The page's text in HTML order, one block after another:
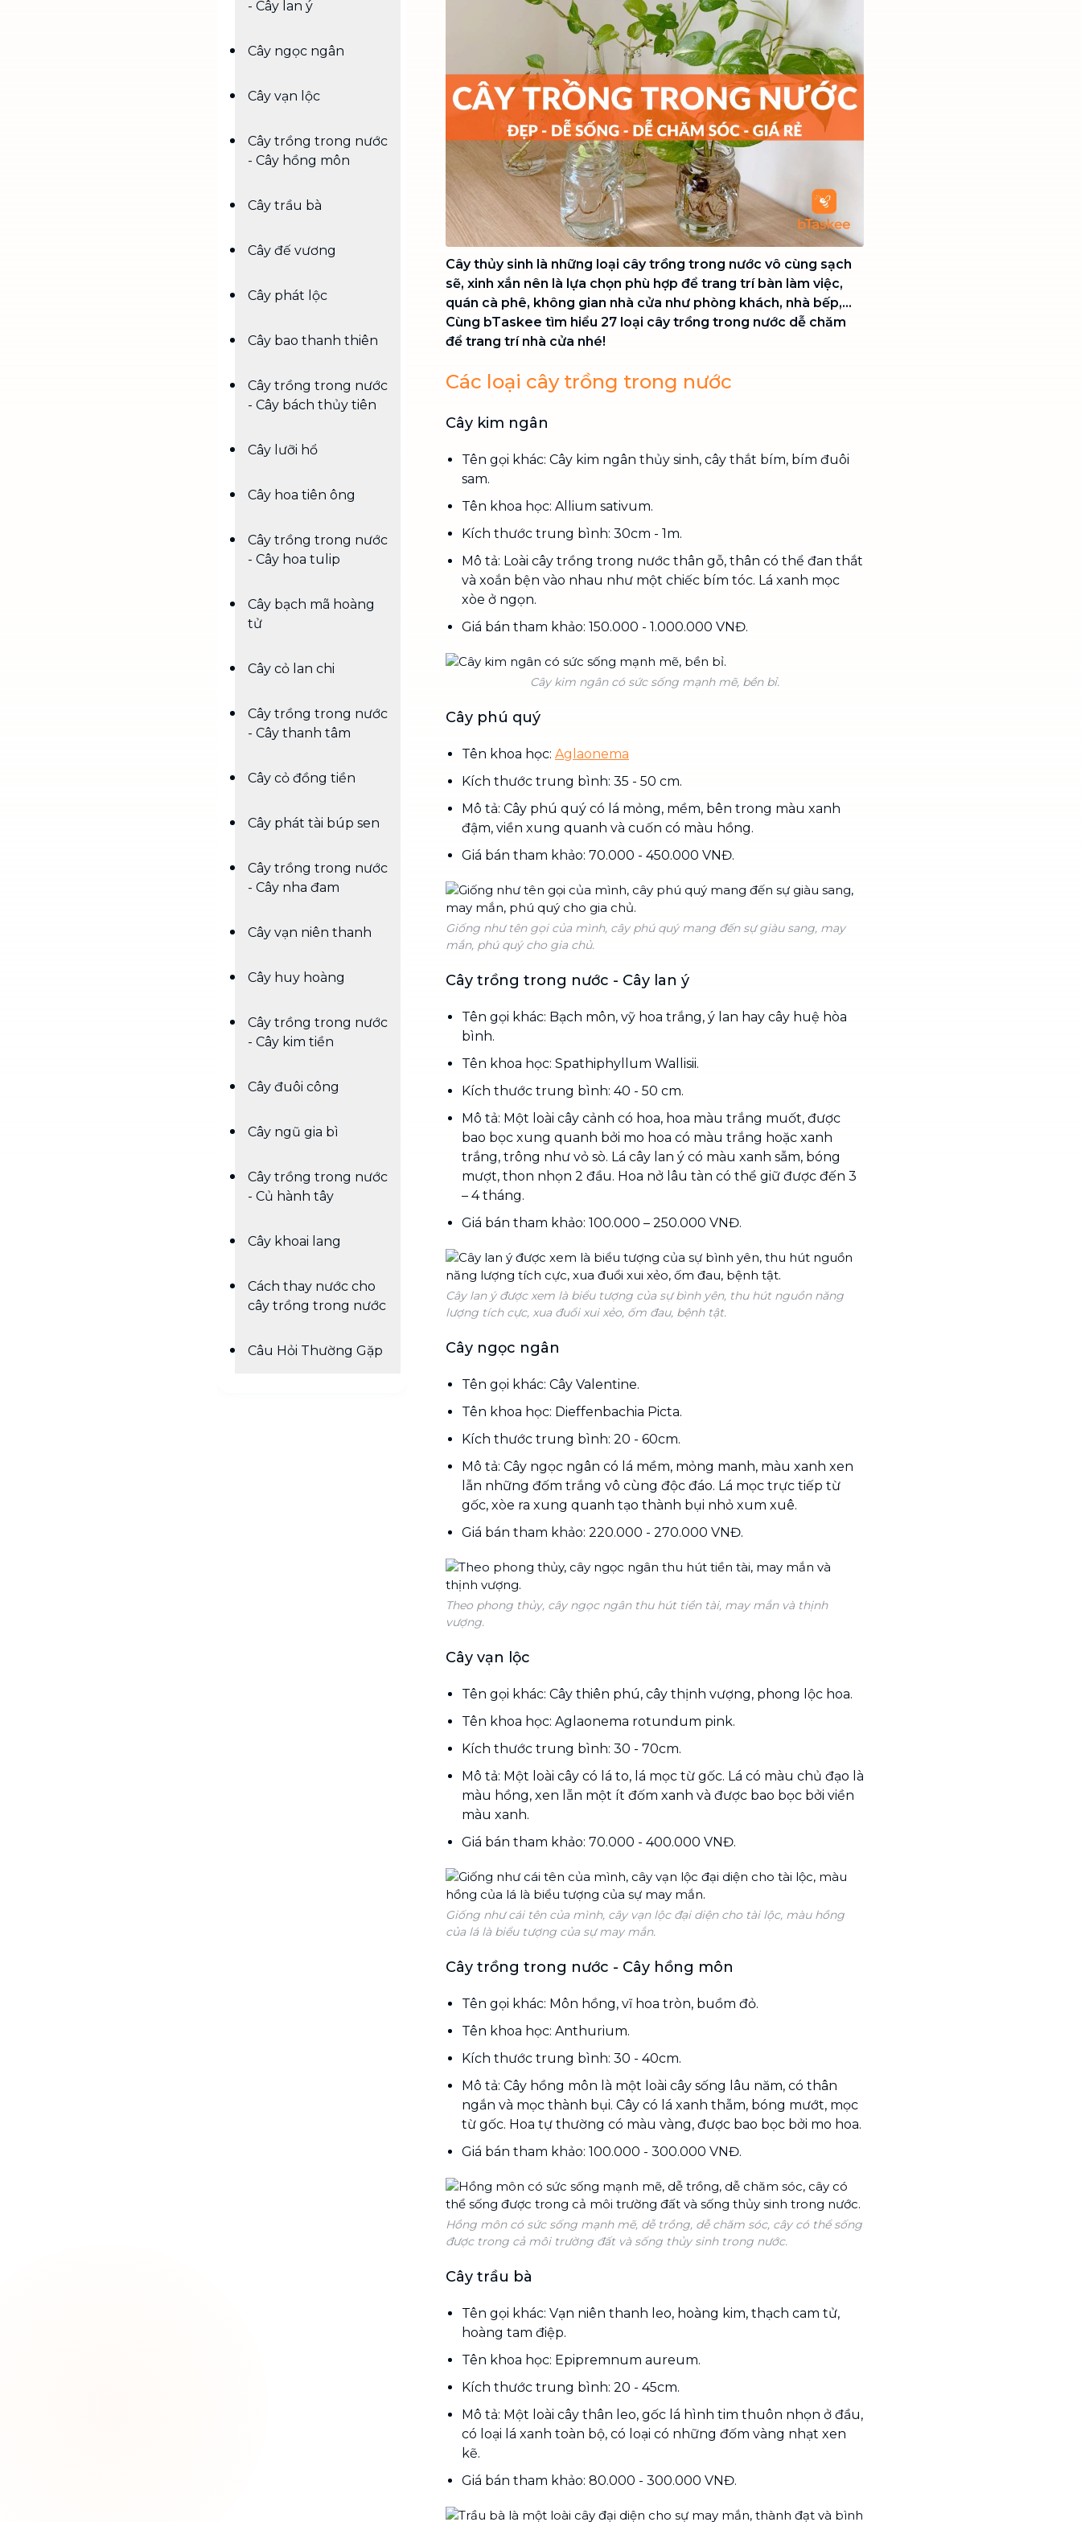
Chuyển nhà trọn gói, không lo dọn
Vệ sinh công nghiệp NEW
Vệ sinh chuyên nghiệp cho văn
phòng, nhà xưởng, công trình lớn
- Cây lan ý
Cây ngọc ngân
Cây vạn lộc
Cây trồng trong nước
- Cây hồng môn
Cây trầu bà
Cây đế vương
Cây phát lộc
Cây bao thanh thiên
Cây trồng trong nước
- Cây bách thủy tiên
Cây lưỡi hổ
Cây hoa tiên ông
Cây trồng trong nước
- Cây hoa tulip
Cây bạch mã hoàng
tử
Cây cỏ lan chi
Cây trồng trong nước
- Cây thanh tâm
Cây cỏ đồng tiền
Cây phát tài búp sen
Cây trồng trong nước
- Cây nha đam
Cây vạn niên thanh
Cây huy hoàng
Cây trồng trong nước
- Cây kim tiền
Cây đuôi công
Cây ngũ gia bì
Cây trồng trong nước
- Củ hành tây
Cây khoai lang
Cách thay nước cho
cây trồng trong nước
Câu Hỏi Thường Gặp
Cây thủy sinh là những loại cây trồng trong nước vô cùng sạch
sẽ, xinh xắn nên là lựa chọn phù hợp để trang trí bàn làm việc,
quán cà phê, không gian nhà cửa như phòng khách, nhà bếp,...
Cùng bTaskee tìm hiểu 27 loại cây trồng trong nước dễ chăm
để trang trí nhà cửa nhé!
Các loại cây trồng trong nước
Cây kim ngân
Tên gọi khác: Cây kim ngân thủy sinh, cây thắt bím, bím đuôi
sam.
Tên khoa học: Allium sativum.
Kích thước trung bình: 30cm - 1m.
Mô tả: Loài cây trồng trong nước thân gỗ, thân có thể đan thắt
và xoắn bện vào nhau như một chiếc bím tóc. Lá xanh mọc
xòe ở ngọn.
Giá bán tham khảo: 150.000 - 1.000.000 VNĐ.
Cây kim ngân có sức sống mạnh mẽ, bền bỉ.
Cây phú quý
Tên khoa học: Aglaonema
Kích thước trung bình: 35 - 50 cm.
Mô tả: Cây phú quý có lá mỏng, mềm, bên trong màu xanh
đậm, viền xung quanh và cuốn có màu hồng.
Giá bán tham khảo: 70.000 - 450.000 VNĐ.
Giống như tên gọi của mình, cây phú quý mang đến sự giàu sang, may
mắn, phú quý cho gia chủ.
Cây trồng trong nước - Cây lan ý
Tên gọi khác: Bạch môn, vỹ hoa trắng, ý lan hay cây huệ hòa
bình.
Tên khoa học: Spathiphyllum Wallisii.
Kích thước trung bình: 40 - 50 cm.
Mô tả: Một loài cây cảnh có hoa, hoa màu trắng muốt, được
bao bọc xung quanh bởi mo hoa có màu trắng hoặc xanh
trắng, trông như vỏ sò. Lá cây lan ý có màu xanh sẫm, bóng
mượt, thon nhọn 2 đầu. Hoa nở lâu tàn có thể giữ được đến 3
– 4 tháng.
Giá bán tham khảo: 100.000 – 250.000 VNĐ.
Cây lan ý được xem là biểu tượng của sự bình yên, thu hút nguồn năng
lượng tích cực, xua đuổi xui xẻo, ốm đau, bệnh tật.
Cây ngọc ngân
Tên gọi khác: Cây Valentine.
Tên khoa học: Dieffenbachia Picta.
Kích thước trung bình: 20 - 60cm.
Mô tả: Cây ngọc ngân có lá mềm, mỏng manh, màu xanh xen
lẫn những đốm trắng vô cùng độc đáo. Lá mọc trực tiếp từ
gốc, xòe ra xung quanh tạo thành bụi nhỏ xum xuê.
Giá bán tham khảo: 220.000 - 270.000 VNĐ.
Theo phong thủy, cây ngọc ngân thu hút tiền tài, may mắn và thịnh
vượng.
Cây vạn lộc
Tên gọi khác: Cây thiên phú, cây thịnh vượng, phong lộc hoa.
Tên khoa học: Aglaonema rotundum pink.
Kích thước trung bình: 30 - 70cm.
Mô tả: Một loài cây có lá to, lá mọc từ gốc. Lá có màu chủ đạo là
màu hồng, xen lẫn một ít đốm xanh và được bao bọc bởi viền
màu xanh.
Giá bán tham khảo: 70.000 - 400.000 VNĐ.
Giống như cái tên của mình, cây vạn lộc đại diện cho tài lộc, màu hồng
của lá là biểu tượng của sự may mắn.
Cây trồng trong nước - Cây hồng môn
Tên gọi khác: Môn hồng, vĩ hoa tròn, buồm đỏ.
Tên khoa học: Anthurium.
Kích thước trung bình: 30 - 40cm.
Mô tả: Cây hồng môn là một loài cây sống lâu năm, có thân
ngắn và mọc thành bụi. Cây có lá xanh thẫm, bóng mướt, mọc
từ gốc. Hoa tự thường có màu vàng, được bao bọc bởi mo hoa.
Giá bán tham khảo: 100.000 - 300.000 VNĐ.
Hồng môn có sức sống mạnh mẽ, dễ trồng, dễ chăm sóc, cây có thể sống
được trong cả môi trường đất và sống thủy sinh trong nước.
Cây trầu bà
Tên gọi khác: Vạn niên thanh leo, hoàng kim, thạch cam tử,
hoàng tam điệp.
Tên khoa học: Epipremnum aureum.
Kích thước trung bình: 20 - 45cm.
Mô tả: Một loài cây thân leo, gốc lá hình tim thuôn nhọn ở đầu,
có loại lá xanh toàn bộ, có loại có những đốm vàng nhạt xen
kẽ.
Giá bán tham khảo: 80.000 - 300.000 VNĐ.